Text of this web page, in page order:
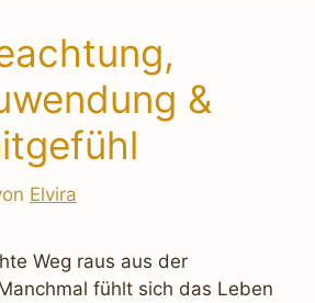
&
Elvira
Weg raus aus der
fühlt sich das Leben